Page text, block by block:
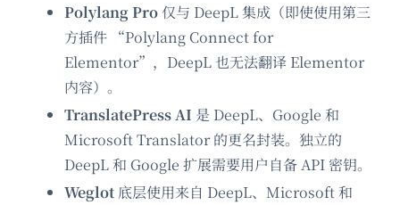
Polylang Pro仅与 DeepL 集成（即使使用第三
方插件 “Polylang Connect for
Elementor”，DeepL 也无法翻译 Elementor
内容）。
TranslatePress AI 是 DeepL、Google 和
Microsoft Translator 的更名封装。独立的
DeepL 和 Google 扩展需要用户自备 API 密钥。
Weglot 底层使用来自 DeepL、Microsoft 和